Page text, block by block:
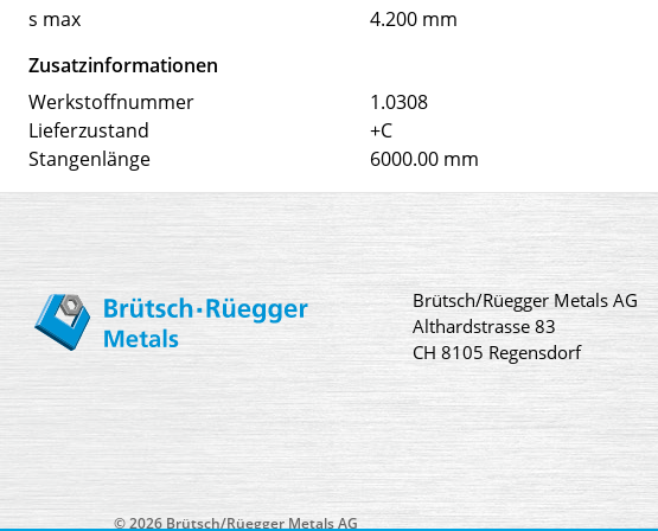
s max
4.200 mm
Zusatzinformationen
Werkstoffnummer
1.0308
Lieferzustand
+C
Stangenlänge
6000.00 mm
Brütsch/Rüegger Metals AG
Althardstrasse 83
CH 8105 Regensdorf
© 2026 Brütsch/Rüegger Metals AG